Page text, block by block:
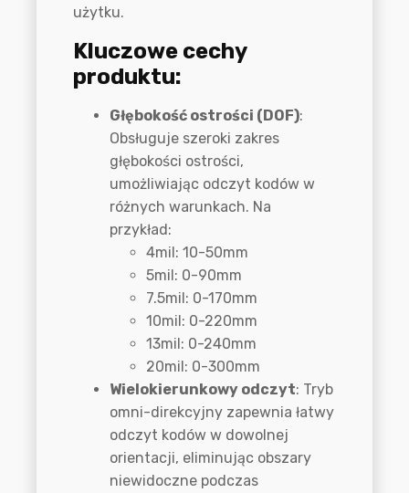
użytku.
Kluczowe cechy
produktu:
Głębokość ostrości (DOF):
Obsługuje szeroki zakres
głębokości ostrości,
umożliwiając odczyt kodów w
różnych warunkach. Na
przykład:
4mil: 10-50mm
5mil: 0-90mm
7.5mil: 0-170mm
10mil: 0-220mm
13mil: 0-240mm
20mil: 0-300mm
Wielokierunkowy odczyt: Tryb
omni-direkcyjny zapewnia łatwy
odczyt kodów w dowolnej
orientacji, eliminując obszary
niewidoczne podczas